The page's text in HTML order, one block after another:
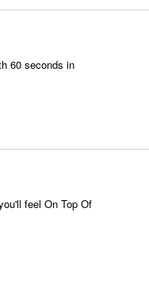
60 seconds in
feel On Top Of